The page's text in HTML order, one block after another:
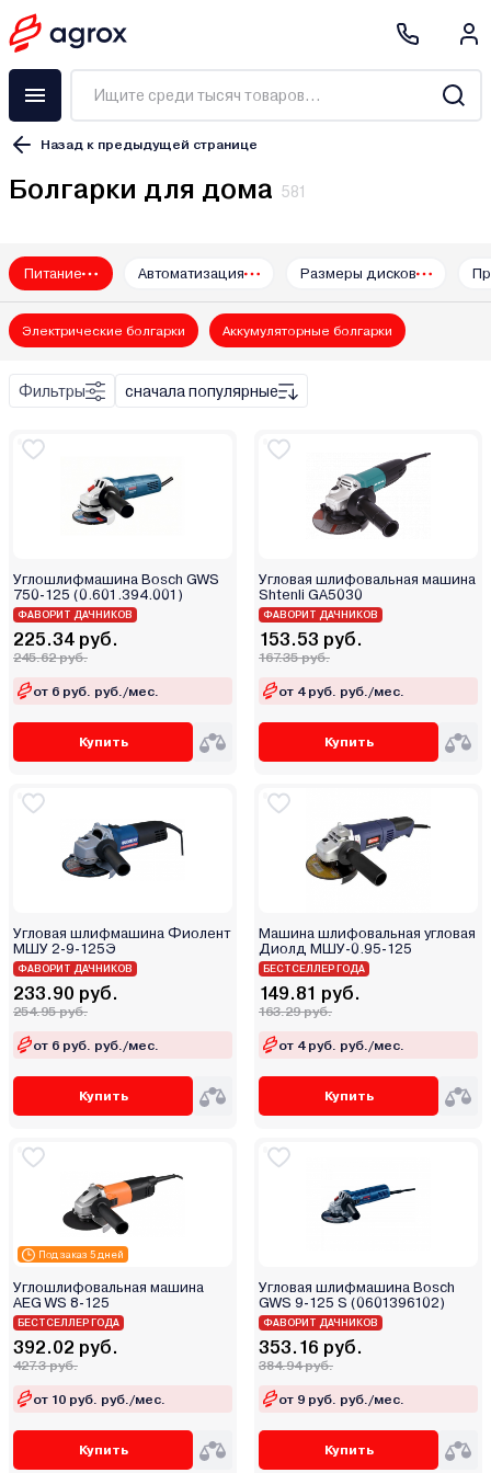
Назад к предыдущей странице
Болгарки для дома 581
3M
ACDC
AEG
BifAces
Bort
Bosch (Бош)
CAT
Crown
Daewoo
DCK
Deli
DeWalt
Dnipro-M
DWT
DYLLU
ECO
Edon
Einhell
Elitech
ETECH
Fein
Felisatti
Ferm
Festool
FIT
Flex
Forsage
Forward
FTL
Garvill
80 мм
100 мм
125 мм
150 мм
175 мм
230 мм
300 мм
Питание Автоматизация Размеры дисков
Электрические болгарки Аккумуляторные болгарки
Фильтры сначала популярные
Углошлифмашина Bosch GWS
750-125 (0.601.394.001)
ФАВОРИТ ДАЧНИКОВ
225.34 руб.
245.62 руб.
от 6 руб. руб./мес.
Купить
Угловая шлифовальная машина
Shtenli GA5030
ФАВОРИТ ДАЧНИКОВ
153.53 руб.
167.35 руб.
от 4 руб. руб./мес.
Купить
Угловая шлифмашина Фиолент
МШУ 2-9-125Э
ФАВОРИТ ДАЧНИКОВ
233.90 руб.
254.95 руб.
от 6 руб. руб./мес.
Купить
Машина шлифовальная угловая
Диолд МШУ-0.95-125
БЕСТСЕЛЛЕР ГОДА
149.81 руб.
163.29 руб.
от 4 руб. руб./мес.
Купить
Под заказ 5 дней
Углошлифовальная машина
AEG WS 8-125
БЕСТСЕЛЛЕР ГОДА
392.02 руб.
427.3 руб.
от 10 руб. руб./мес.
Купить
Угловая шлифмашина Bosch
GWS 9-125 S (0601396102)
ФАВОРИТ ДАЧНИКОВ
353.16 руб.
384.94 руб.
от 9 руб. руб./мес.
Купить